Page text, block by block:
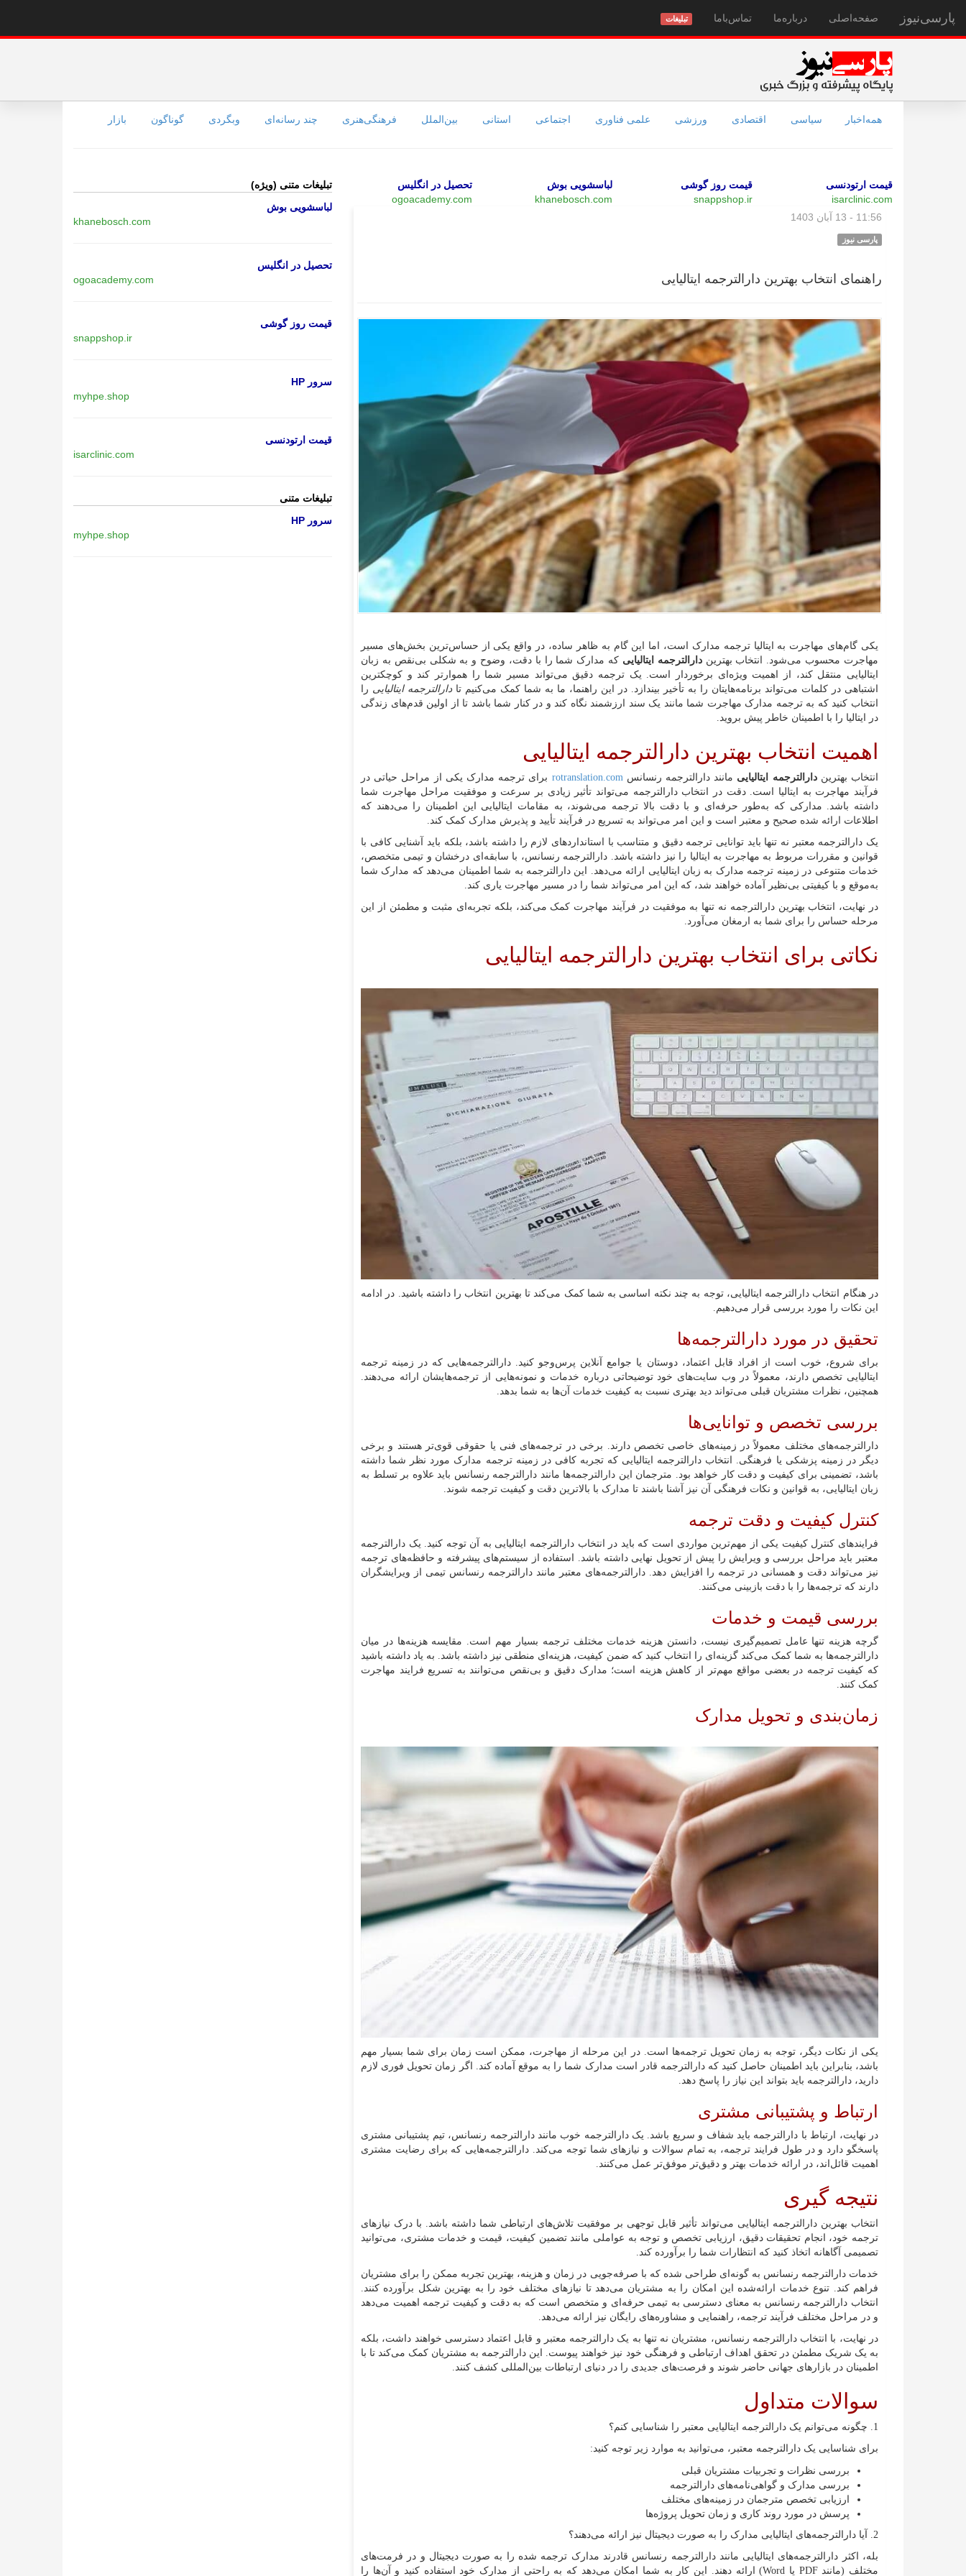
پارسی‌نیوز صفحه‌اصلی درباره‌ما تماس‌با‌ما تبلیغات
همه‌اخبار سیاسی اقتصادی ورزشی علمی فناوری اجتماعی استانی بین‌الملل فرهنگی‌هنری چند رسانه‌ای وبگردی گوناگون بازار
قیمت ارتودنسی
isarclinic.com
قیمت روز گوشی
snappshop.ir
لباسشویی بوش
khanebosch.com
تحصیل در انگلیس
ogoacademy.com
11:56 - 13 آبان 1403
پارسی نیوز
راهنمای انتخاب بهترین دارالترجمه ایتالیایی
یکی گام‌های مهاجرت به ایتالیا ترجمه مدارک است، اما این گام به ظاهر ساده، در واقع یکی از حساس‌ترین بخش‌های مسیر
مهاجرت محسوب می‌شود. انتخاب بهتریندارالترجمه ایتالیایی که مدارک شما را با دقت، وضوح و به شکلی بی‌نقص به زبان
ایتالیایی منتقل کند، از اهمیت ویژه‌ای برخوردار است. یک ترجمه دقیق می‌تواند مسیر شما را هموارتر کند و کوچکترین
اشتباهی در کلمات می‌تواند برنامه‌هایتان را به تأخیر بیندازد. در این راهنما، ما به شما کمک می‌کنیم تا دارالترجمه‌ ایتالیایی را
انتخاب کنید که به ترجمه مدارک مهاجرت شما مانند یک سند ارزشمند نگاه کند و در کنار شما باشد تا از اولین قدم‌های زندگی
در ایتالیا را با اطمینان خاطر پیش بروید.
اهمیت انتخاب بهترین دارالترجمه ایتالیایی
انتخاب بهتریندارالترجمه ایتالیایی مانند دارالترجمه رنسانسrotranslation.com برای ترجمه مدارک یکی از مراحل حیاتی در
فرآیند مهاجرت به ایتالیا است. دقت در انتخاب دارالترجمه می‌تواند تأثیر زیادی بر سرعت و موفقیت مراحل مهاجرت شما
داشته باشد. مدارکی که به‌طور حرفه‌ای و با دقت بالا ترجمه می‌شوند، به مقامات ایتالیایی این اطمینان را می‌دهند که
اطلاعات ارائه شده صحیح و معتبر است و این امر می‌تواند به تسریع در فرآیند تأیید و پذیرش مدارک کمک کند.
یک دارالترجمه معتبر نه تنها باید توانایی ترجمه دقیق و متناسب با استانداردهای لازم را داشته باشد، بلکه باید آشنایی کافی با
قوانین و مقررات مربوط به مهاجرت به ایتالیا را نیز داشته باشد. دارالترجمه رنسانس، با سابقه‌ای درخشان و تیمی متخصص،
خدمات متنوعی در زمینه ترجمه مدارک به زبان ایتالیایی ارائه می‌دهد. این دارالترجمه به شما اطمینان می‌دهد که مدارک شما
به‌موقع و با کیفیتی بی‌نظیر آماده خواهند شد، که این امر می‌تواند شما را در مسیر مهاجرت یاری کند.
در نهایت، انتخاب بهترین دارالترجمه نه تنها به موفقیت در فرآیند مهاجرت کمک می‌کند، بلکه تجربه‌ای مثبت و مطمئن از این
مرحله حساس را برای شما به ارمغان می‌آورد.
نکاتی برای انتخاب بهترین دارالترجمه ایتالیایی
در هنگام انتخاب دارالترجمه ایتالیایی، توجه به چند نکته اساسی به شما کمک می‌کند تا بهترین انتخاب را داشته باشید. در ادامه
این نکات را مورد بررسی قرار می‌دهیم.
تحقیق در مورد دارالترجمه‌ها
برای شروع، خوب است از افراد قابل اعتماد، دوستان یا جوامع آنلاین پرس‌وجو کنید. دارالترجمه‌هایی که در زمینه ترجمه
ایتالیایی تخصص دارند، معمولاً در وب‌ سایت‌های خود توضیحاتی درباره خدمات و نمونه‌هایی از ترجمه‌هایشان ارائه می‌دهند.
همچنین، نظرات مشتریان قبلی می‌تواند دید بهتری نسبت به کیفیت خدمات آن‌ها به شما بدهد.
بررسی تخصص و توانایی‌ها
دارالترجمه‌های مختلف معمولاً در زمینه‌های خاصی تخصص دارند. برخی در ترجمه‌های فنی یا حقوقی قوی‌تر هستند و برخی
دیگر در زمینه پزشکی یا فرهنگی. انتخاب دارالترجمه ایتالیایی که تجربه کافی در زمینه ترجمه مدارک مورد نظر شما داشته
باشد، تضمینی برای کیفیت و دقت کار خواهد بود. مترجمان این دارالترجمه‌ها مانند دارالترجمه رنسانس باید علاوه بر تسلط به
زبان ایتالیایی، به قوانین و نکات فرهنگی آن نیز آشنا باشند تا مدارک با بالاترین دقت و کیفیت ترجمه شوند.
کنترل کیفیت و دقت ترجمه
فرایندهای کنترل کیفیت یکی از مهم‌ترین مواردی است که باید در انتخاب دارالترجمه ایتالیایی به آن توجه کنید. یک دارالترجمه
معتبر باید مراحل بررسی و ویرایش را پیش از تحویل نهایی داشته باشد. استفاده از سیستم‌های پیشرفته و حافظه‌های ترجمه
نیز می‌تواند دقت و همسانی در ترجمه را افزایش دهد. دارالترجمه‌های معتبر مانند دارالترجمه رنسانس تیمی از ویرایشگران
دارند که ترجمه‌ها را با دقت بازبینی می‌کنند.
بررسی قیمت و خدمات
گرچه هزینه تنها عامل تصمیم‌گیری نیست، دانستن هزینه خدمات مختلف ترجمه بسیار مهم است. مقایسه هزینه‌ها در میان
دارالترجمه‌ها به شما کمک می‌کند گزینه‌ای را انتخاب کنید که ضمن کیفیت، هزینه‌ای منطقی نیز داشته باشد. به یاد داشته باشید
که کیفیت ترجمه در بعضی مواقع مهم‌تر از کاهش هزینه است؛ مدارک دقیق و بی‌نقص می‌توانند به تسریع فرایند مهاجرت
کمک کنند.
زمان‌بندی و تحویل مدارک
یکی از نکات دیگر، توجه به زمان تحویل ترجمه‌ها است. در این مرحله از مهاجرت، ممکن است زمان برای شما بسیار مهم
باشد، بنابراین باید اطمینان حاصل کنید که دارالترجمه قادر است مدارک شما را به موقع آماده کند. اگر زمان تحویل فوری لازم
دارید، دارالترجمه باید بتواند این نیاز را پاسخ دهد.
ارتباط و پشتیبانی مشتری
در نهایت، ارتباط با دارالترجمه باید شفاف و سریع باشد. یک دارالترجمه خوب مانند دارالترجمه رنسانس، تیم پشتیبانی مشتری
پاسخگو دارد و در طول فرایند ترجمه، به تمام سوالات و نیازهای شما توجه می‌کند. دارالترجمه‌هایی که برای رضایت مشتری
اهمیت قائل‌اند، در ارائه خدمات بهتر و دقیق‌تر موفق‌تر عمل می‌کنند.
نتیجه گیری
انتخاب بهترین دارالترجمه ایتالیایی می‌تواند تأثیر قابل توجهی بر موفقیت تلاش‌های ارتباطی شما داشته باشد. با درک نیازهای
ترجمه خود، انجام تحقیقات دقیق، ارزیابی تخصص و توجه به عواملی مانند تضمین کیفیت، قیمت و خدمات مشتری، می‌توانید
تصمیمی آگاهانه اتخاذ کنید که انتظارات شما را برآورده کند.
خدمات دارالترجمه رنسانس به گونه‌ای طراحی شده که با صرفه‌جویی در زمان و هزینه، بهترین تجربه ممکن را برای مشتریان
فراهم کند. تنوع خدمات ارائه‌شده این امکان را به مشتریان می‌دهد تا نیازهای مختلف خود را به بهترین شکل برآورده کنند.
انتخاب دارالترجمه رنسانس به معنای دسترسی به تیمی حرفه‌ای و متخصص است که به دقت و کیفیت ترجمه اهمیت می‌دهد
و در مراحل مختلف فرآیند ترجمه، راهنمایی و مشاوره‌های رایگان نیز ارائه می‌دهد.
در نهایت، با انتخاب دارالترجمه رنسانس، مشتریان نه تنها به یک دارالترجمه معتبر و قابل اعتماد دسترسی خواهند داشت، بلکه
به یک شریک مطمئن در تحقق اهداف ارتباطی و فرهنگی خود نیز خواهند پیوست. این دارالترجمه به مشتریان کمک می‌کند تا با
اطمینان در بازارهای جهانی حاضر شوند و فرصت‌های جدیدی را در دنیای ارتباطات بین‌المللی کشف کنند.
سوالات متداول
1. چگونه می‌توانم یک دارالترجمه ایتالیایی معتبر را شناسایی کنم؟
برای شناسایی یک دارالترجمه معتبر، می‌توانید به موارد زیر توجه کنید:
بررسی نظرات و تجربیات مشتریان قبلی
بررسی مدارک و گواهی‌نامه‌های دارالترجمه
ارزیابی تخصص مترجمان در زمینه‌های مختلف
پرسش در مورد روند کاری و زمان تحویل پروژه‌ها
2. آیا دارالترجمه‌های ایتالیایی مدارک را به صورت دیجیتال نیز ارائه می‌دهند؟
بله، اکثر دارالترجمه‌های ایتالیایی مانند دارالترجمه رنسانس قادرند مدارک ترجمه شده را به صورت دیجیتال و در فرمت‌های
مختلف (مانند PDF یا Word) ارائه دهند. این کار به شما امکان می‌دهد که به راحتی از مدارک خود استفاده کنید و آن‌ها را
تبلیغات متنی (ویژه)
لباسشویی بوش
khanebosch.com
تحصیل در انگلیس
ogoacademy.com
قیمت روز گوشی
snappshop.ir
سرور HP
myhpe.shop
قیمت ارتودنسی
isarclinic.com
تبلیغات متنی
سرور HP
myhpe.shop